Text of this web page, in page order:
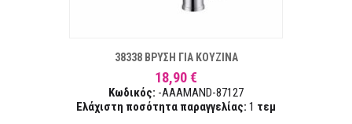
38338 ΒΡΥΣΗ ΓΙΑ ΚΟΥΖΙΝΑ
18,90 €
Κωδικός: -AAAMAND-87127
Ελάχιστη ποσότητα παραγγελίας: 1 τεμ